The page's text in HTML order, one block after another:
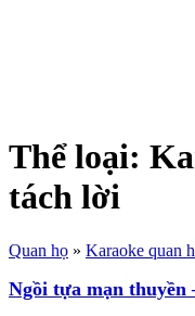
Thể loại:
tách lời
Quan họ » Karaoke quan
Ngồi tựa mạn thuyền